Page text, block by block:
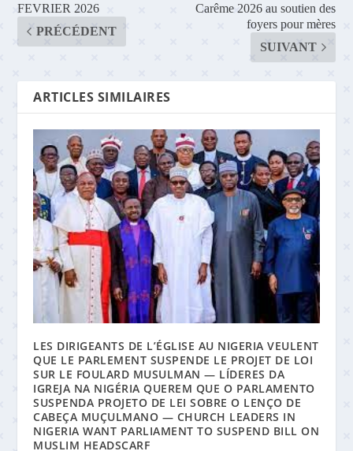
FEVRIER 2026
PRÉCÉDENT
Carême 2026 au soutien des
foyers pour mères
SUIVANT
ARTICLES SIMILAIRES
LES DIRIGEANTS DE L’ÉGLISE AU NIGERIA VEULENT
QUE LE PARLEMENT SUSPENDE LE PROJET DE LOI
SUR LE FOULARD MUSULMAN — LÍDERES DA
IGREJA NA NIGÉRIA QUEREM QUE O PARLAMENTO
SUSPENDA PROJETO DE LEI SOBRE O LENÇO DE
CABEÇA MUÇULMANO — CHURCH LEADERS IN
NIGERIA WANT PARLIAMENT TO SUSPEND BILL ON
MUSLIM HEADSCARF